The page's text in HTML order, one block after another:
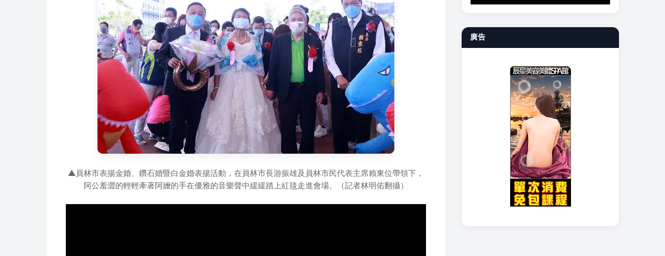
▲員林市表揚金婚、鑽石婚暨白金婚表揚活動，在員林市長游振雄及員林市民代表主席賴東位帶領下，
阿公羞澀的輕輕牽著阿嬤的手在優雅的音樂聲中緩緩踏上紅毯走進會場。（記者林明佑翻攝）
廣告